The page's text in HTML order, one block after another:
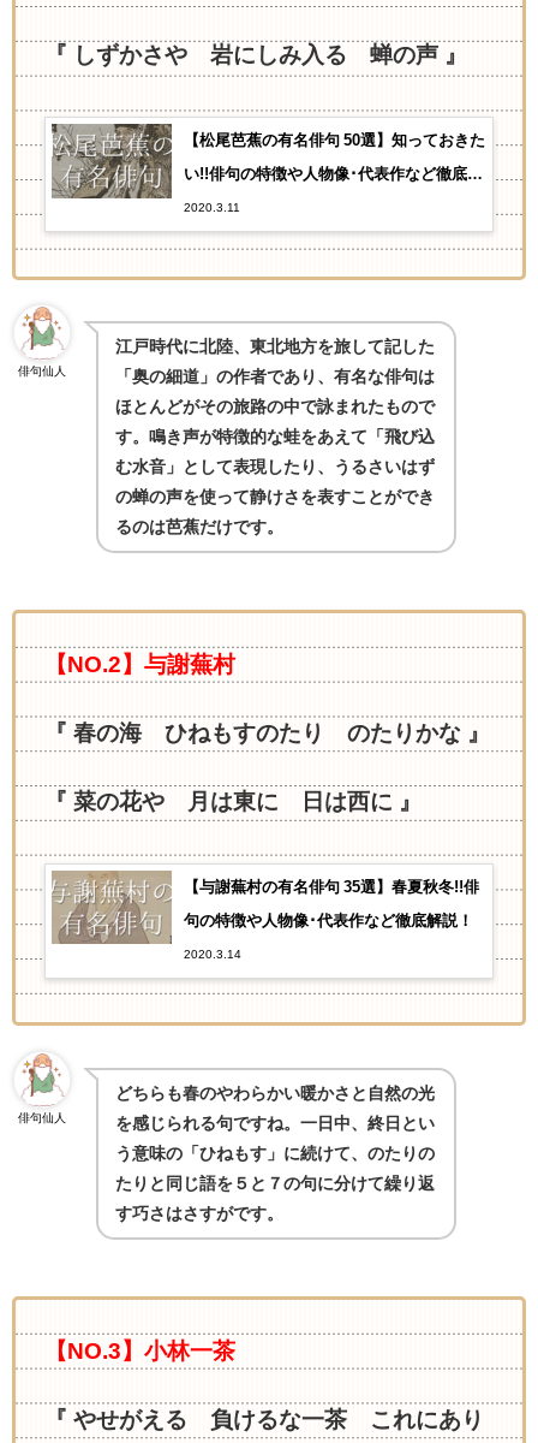
『 しずかさや 岩にしみ入る 蝉の声 』
【松尾芭蕉の有名俳句 50選】知っておきた
い!!俳句の特徴や人物像･代表作など徹底解
説！
2020.3.11
俳句仙人
江戸時代に北陸、東北地方を旅して記した
「奥の細道」の作者であり、有名な俳句は
ほとんどがその旅路の中で詠まれたもので
す。鳴き声が特徴的な蛙をあえて「飛び込
む水音」として表現したり、うるさいはず
の蝉の声を使って静けさを表すことができ
るのは芭蕉だけです。
【NO.2】与謝蕪村
『 春の海 ひねもすのたり のたりかな 』
『 菜の花や 月は東に 日は西に 』
【与謝蕪村の有名俳句 35選】春夏秋冬!!俳
句の特徴や人物像･代表作など徹底解説！
2020.3.14
俳句仙人
どちらも春のやわらかい暖かさと自然の光
を感じられる句ですね。一日中、終日とい
う意味の「ひねもす」に続けて、のたりの
たりと同じ語を５と７の句に分けて繰り返
す巧さはさすがです。
【NO.3】小林一茶
『 やせがえる 負けるな一茶 これにあり